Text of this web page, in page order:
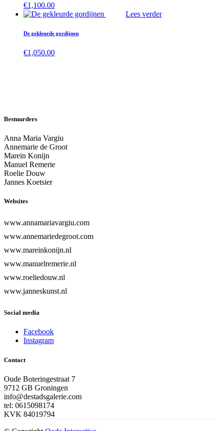
€1,100.00
Lees verder
De gekleurde gordijnen
€1,050.00
Bestuurders
Anna Maria Vargiu
Annemarie de Groot
Marein Konijn
Manuel Remerie
Roelie Douw
Jannes Koetsier
Websites
www.annamariavargiu.com
www.annemariedegroot.com
www.mareinkonijn.nl
www.manuelremerie.nl
www.roeliedouw.nl
www.janneskunst.nl
Social media
Facebook
Instagram
Contact
Oude Boteringestraat 7
9712 GB Groningen
info@destadsgalerie.com
tel: 0615098174
KVK 84019794